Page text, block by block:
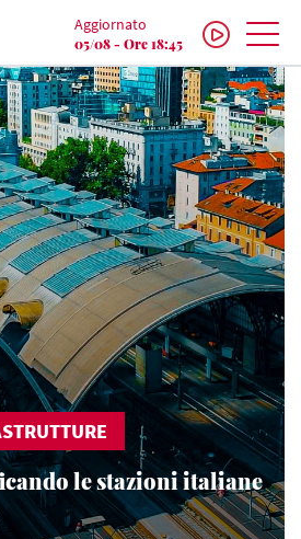
Aggiornato
05/08 - Ore 18:45
le stazioni italiane